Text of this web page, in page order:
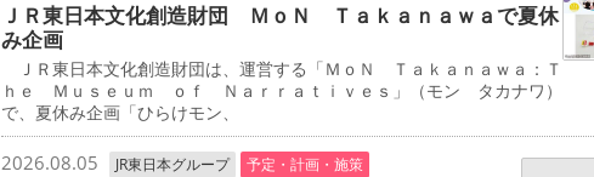
ＪＲ東日本文化創造財団 ＭｏＮ Ｔａｋａｎａｗａで夏休
み企画
ＪＲ東日本文化創造財団は、運営する「ＭｏＮ Ｔａｋａｎａｗａ：Ｔ
ｈｅ Ｍｕｓｅｕｍ ｏｆ Ｎａｒｒａｔｉｖｅｓ」（モン タカナワ）
で、夏休み企画「ひらけモン、
2026.08.05 JR東日本グループ 予定・計画・施策